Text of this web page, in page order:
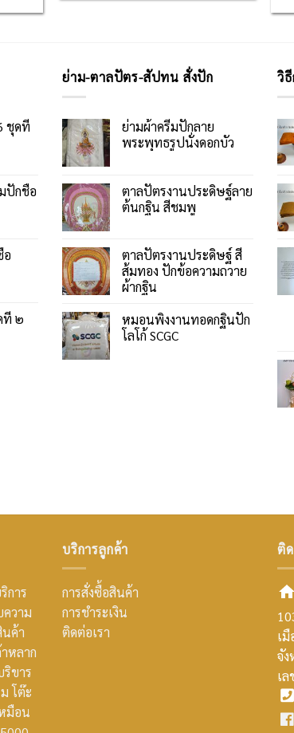
ชุดที่
ปักชื่อ
อ
ที่ ๒
ย่าม-ตาลปัตร-สัปทน สั่งปัก
ย่ามผ้าครีมปักลาย
พระพุทธรูปนั่งดอกบัว
ตาลปัตรงานประดิษฐ์ลาย
ต้นกฐิน สีชมพู
ตาลปัตรงานประดิษฐ์ สี
ส้มทอง ปักข้อความถวาย
ผ้ากฐิน
หมอนพิงงานทอดกฐินปัก
โลโก้ SCGC
วิ
การ
วาม
ค้า
หลาก
ริขาร
โต๊ะ
มือน
บริการลูกค้า
การสั่งซื้อสินค้า
การชำระเงิน
ติดต่อเรา
ติ
เ
จั
เ